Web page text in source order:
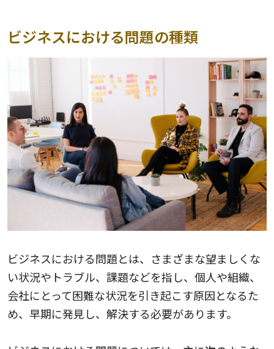
ビジネスにおける問題の種類
ビジネスにおける問題とは、さまざまな望ましくな
い状況やトラブル、課題などを指し、個人や組織、
会社にとって困難な状況を引き起こす原因となるた
め、早期に発見し、解決する必要があります。